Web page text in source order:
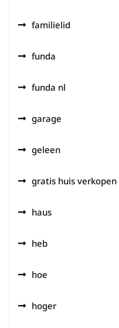
familielid
funda
funda nl
garage
geleen
gratis huis verkopen
haus
heb
hoe
hoger